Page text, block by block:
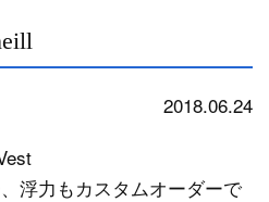
2018.06.24
浮力もカスタムオーダーで